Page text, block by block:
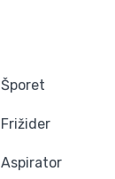
Šporet
Frižider
Aspirator